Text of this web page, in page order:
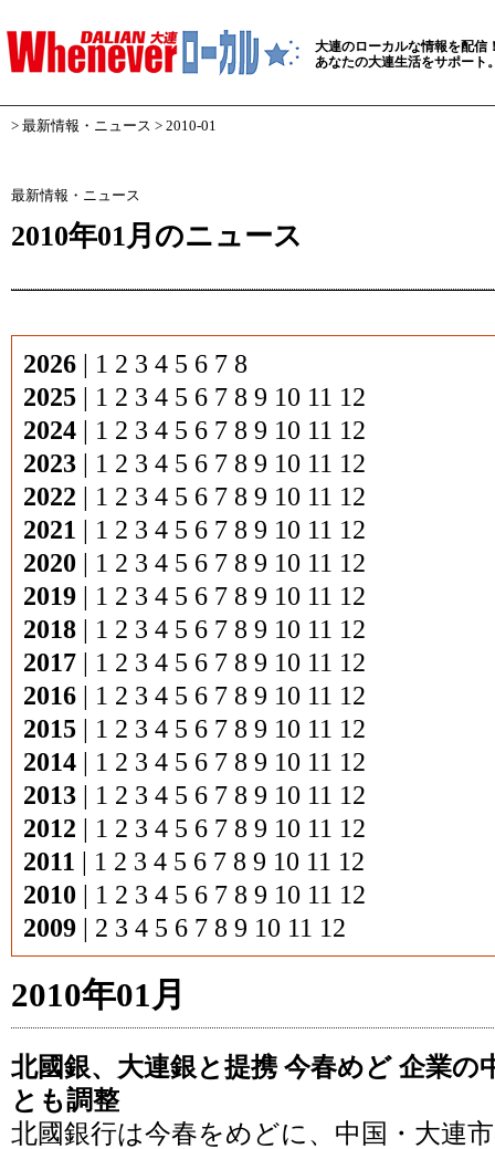
大連のローカルな情報を配信
あなたの大連生活をサポート
> 最新情報・ニュース > 2010-01
最新情報・ニュース
2010年01月のニュース
2026 | 1 2 3 4 5 6 7 8
2025 | 1 2 3 4 5 6 7 8 9 10 11 12
2024 | 1 2 3 4 5 6 7 8 9 10 11 12
2023 | 1 2 3 4 5 6 7 8 9 10 11 12
2022 | 1 2 3 4 5 6 7 8 9 10 11 12
2021 | 1 2 3 4 5 6 7 8 9 10 11 12
2020 | 1 2 3 4 5 6 7 8 9 10 11 12
2019 | 1 2 3 4 5 6 7 8 9 10 11 12
2018 | 1 2 3 4 5 6 7 8 9 10 11 12
2017 | 1 2 3 4 5 6 7 8 9 10 11 12
2016 | 1 2 3 4 5 6 7 8 9 10 11 12
2015 | 1 2 3 4 5 6 7 8 9 10 11 12
2014 | 1 2 3 4 5 6 7 8 9 10 11 12
2013 | 1 2 3 4 5 6 7 8 9 10 11 12
2012 | 1 2 3 4 5 6 7 8 9 10 11 12
2011 | 1 2 3 4 5 6 7 8 9 10 11 12
2010 | 1 2 3 4 5 6 7 8 9 10 11 12
2009 | 2 3 4 5 6 7 8 9 10 11 12
2010年01月
北國銀、大連銀と提携 今春めど 企業の
とも調整
北國銀行は今春をめどに、中国・大連